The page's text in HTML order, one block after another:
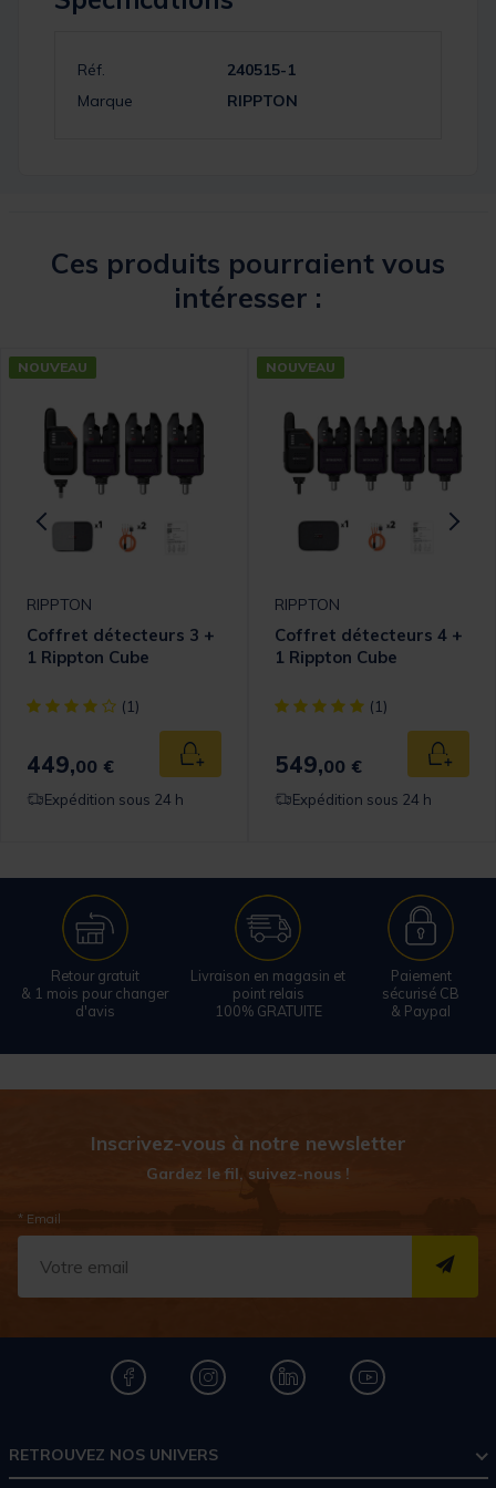
Réf.
240515-1
Marque
RIPPTON
Ces produits pourraient vous
intéresser :
panier
NOUVEAU
RIPPTON
Coffret détecteurs 3 +
1 Rippton Cube
[object Object] out of 5 Customer Rating
(1)
449,00 € Ajouter au panier
Expédition sous 24 h
NOUVEAU
RIPPTON
Coffret détecteurs 4 +
1 Rippton Cube
[object Object] out of 5
(1)
549,00 €
Expédition sous 24 h
Retour gratuit
& 1 mois pour changer
d'avis
Livraison en magasin et
point relais
100% GRATUITE
Paiement
sécurisé CB
& Paypal
Inscrivez-vous à notre newsletter
Gardez le fil, suivez-nous !
* Email
RETROUVEZ NOS UNIVERS